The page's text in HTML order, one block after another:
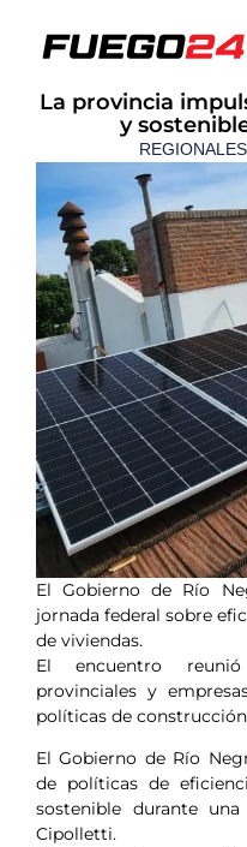
​La provincia
y
REGIONALES
El Gobierno de Río
jornada federal sobre
de viviendas.
El encuentro
provinciales y
políticas de
El Gobierno de Río
de políticas de
sostenible durante
Cipolletti.